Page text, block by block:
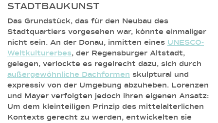
STADTBAUKUNST
Das Grundstück, das für den Neubau des
Stadtquartiers vorgesehen war, könnte einmaliger
nicht sein. An der Donau, inmitten eines UNESCO-
Weltkulturerbes, der Regensburger Altstadt,
gelegen, verlockte es regelrecht dazu, sich durch
außergewöhnliche Dachformen skulptural und
expressiv von der Umgebung abzuheben. Lorenzen
und Mayer verfolgten jedoch ihren eigenen Ansatz:
Um dem kleinteiligen Prinzip des mittelalterlichen
Kontexts gerecht zu werden, entwickelten sie